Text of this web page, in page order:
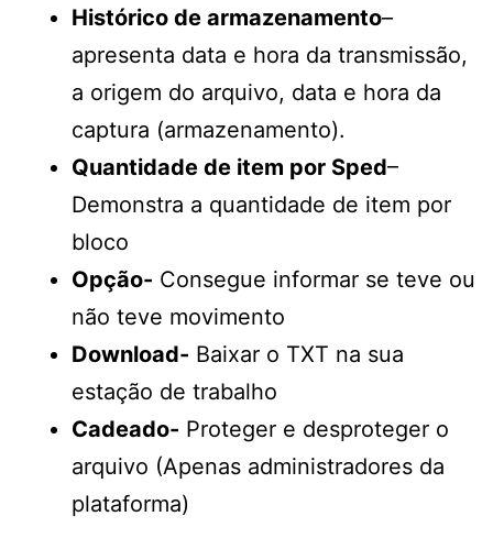
Histórico de armazenamento–
apresenta data e hora da transmissão,
a origem do arquivo, data e hora da
captura (armazenamento).
Quantidade de item por Sped–
Demonstra a quantidade de item por
bloco
Opção- Consegue informar se teve ou
não teve movimento
Download- Baixar o TXT na sua
estação de trabalho
Cadeado- Proteger e desproteger o
arquivo (Apenas administradores da
plataforma)